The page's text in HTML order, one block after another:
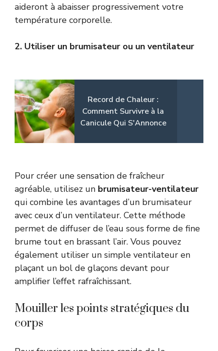
aideront à abaisser progressivement votre
température corporelle.
2. Utiliser un brumisateur ou un ventilateur
Record de Chaleur :
Comment Survivre à la
Canicule Qui S'Annonce
Pour créer une sensation de fraîcheur
agréable, utilisez un brumisateur-ventilateur
qui combine les avantages d’un brumisateur
avec ceux d’un ventilateur. Cette méthode
permet de diffuser de l’eau sous forme de fine
brume tout en brassant l’air. Vous pouvez
également utiliser un simple ventilateur en
plaçant un bol de glaçons devant pour
amplifier l’effet rafraîchissant.
Mouiller les points stratégiques du
corps